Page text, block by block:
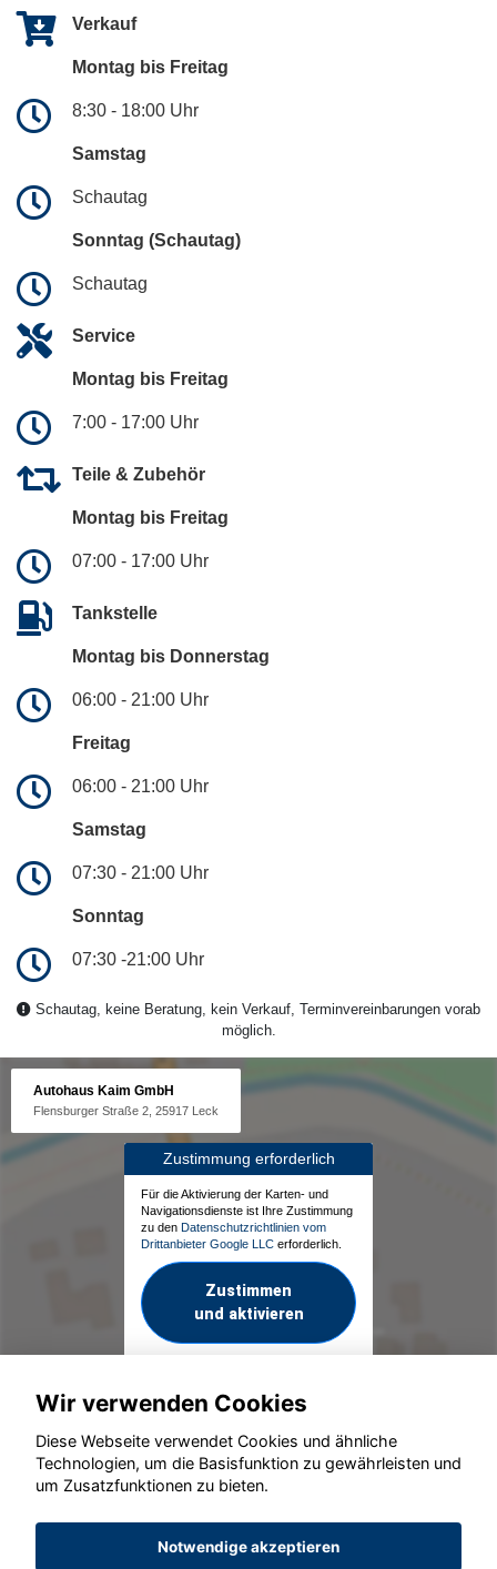
Verkauf
Montag bis Freitag
8:30 - 18:00 Uhr
Samstag
Schautag
Sonntag (Schautag)
Schautag
Service
Montag bis Freitag
7:00 - 17:00 Uhr
Teile & Zubehör
Montag bis Freitag
07:00 - 17:00 Uhr
Tankstelle
Montag bis Donnerstag
06:00 - 21:00 Uhr
Freitag
06:00 - 21:00 Uhr
Samstag
07:30 - 21:00 Uhr
Sonntag
07:30 -21:00 Uhr
Schautag, keine Beratung, kein Verkauf, Terminvereinbarungen vorab
möglich.
Autohaus Kaim GmbH
Flensburger Straße 2, 25917 Leck
Zustimmung erforderlich
Für die Aktivierung der Karten- und
Navigationsdienste ist Ihre Zustimmung
zu den Datenschutzrichtlinien vom
Drittanbieter Google LLC erforderlich.
Zustimmen
und aktivieren
© konjunkturmotor.de GmbH 2020 - 2026
Wir verwenden Cookies
Diese Webseite verwendet Cookies und ähnliche
Technologien, um die Basisfunktion zu gewährleisten und
um Zusatzfunktionen zu bieten.
Notwendige akzeptieren